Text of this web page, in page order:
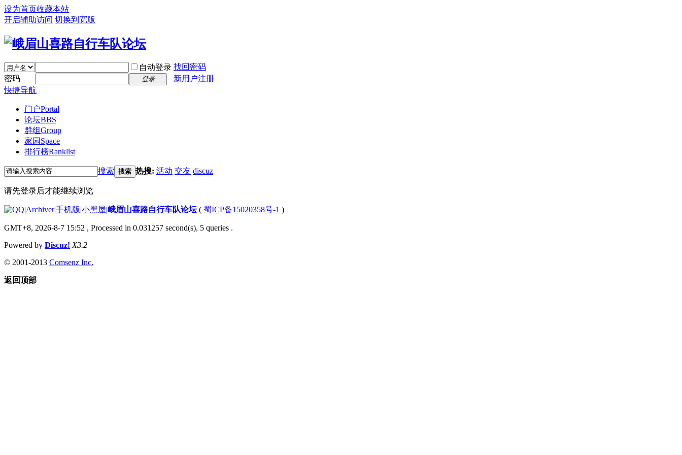
设为首页收藏本站
开启辅助访问 切换到宽版
自动登录 找回密码
密码
登录
新用户注册
快捷导航
门户Portal
论坛BBS
群组Group
家园 Space
排行榜Ranklist
搜索 搜索 热搜: 活动 交友 discuz
请先登录后才能继续浏览
|Archiver|手机版|小黑屋|峨眉山喜路自行车队论坛( 蜀ICP备15020358号-1 )
GMT+8, 2026-8-7 15:52 , Processed in 0.031257 second(s), 5 queries .
Powered by Discuz! X3.2
© 2001-2013 Comsenz Inc.
返回顶部